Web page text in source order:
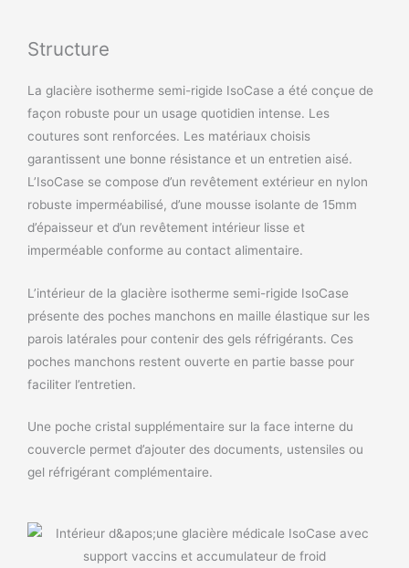
Structure
La glacière isotherme semi-rigide IsoCase a été conçue de
façon robuste pour un usage quotidien intense. Les
coutures sont renforcées. Les matériaux choisis
garantissent une bonne résistance et un entretien aisé.
L’IsoCase se compose d’un revêtement extérieur en nylon
robuste imperméabilisé, d’une mousse isolante de 15mm
d’épaisseur et d’un revêtement intérieur lisse et
imperméable conforme au contact alimentaire.
L’intérieur de la glacière isotherme semi-rigide IsoCase
présente des poches manchons en maille élastique sur les
parois latérales pour contenir des gels réfrigérants. Ces
poches manchons restent ouverte en partie basse pour
faciliter l’entretien.
Une poche cristal supplémentaire sur la face interne du
couvercle permet d’ajouter des documents, ustensiles ou
gel réfrigérant complémentaire.